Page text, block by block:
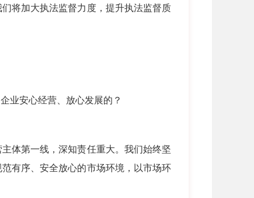
将加大执法监督力度，提升执法监督质
业安心经营、放心发展的？
体第一线，深知责任重大。我们始终坚
有序、安全放心的市场环境，以市场环